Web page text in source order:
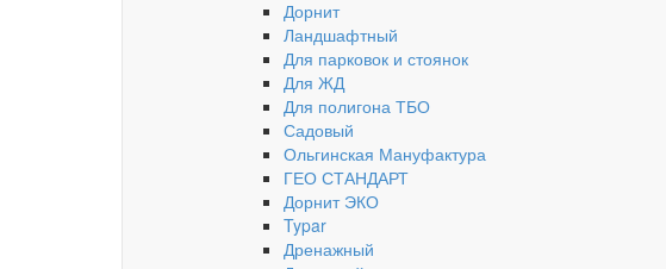
Дорнит
Ландшафтный
Для парковок и стоянок
Для ЖД
Для полигона ТБО
Садовый
Ольгинская Мануфактура
ГЕО СТАНДАРТ
Дорнит ЭКО
Typar
Дренажный